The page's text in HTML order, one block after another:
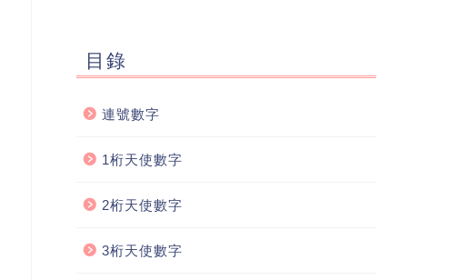
目錄
連號數字
1桁天使數字
2桁天使數字
3桁天使數字